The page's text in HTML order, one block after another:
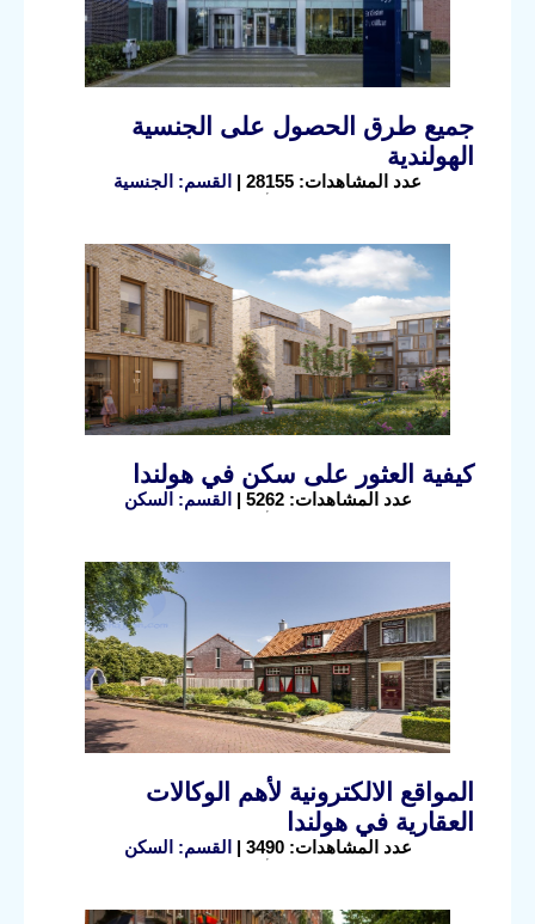
جميع طرق الحصول على الجنسية
الهولندية
عدد المشاهدات: 28155 | القسم: الجنسية
كيفية العثور على سكن في هولندا
عدد المشاهدات: 5262 | القسم: السكن
المواقع الالكترونية لأهم الوكالات
العقارية في هولندا
عدد المشاهدات: 3490 | القسم: السكن